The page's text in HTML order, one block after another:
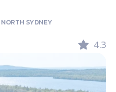
NORTH SYDNEY
4.3